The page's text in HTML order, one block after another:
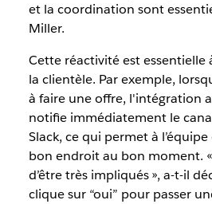
et la coordination sont
Miller.
Cette réactivité est essentielle
la clientèle. Par exemple,
à faire une offre, l'intégration
notifie immédiatement le
Slack, ce qui permet à
bon endroit au bon moment.
d’être très impliqués », a-t-il
clique sur “oui” pour passer